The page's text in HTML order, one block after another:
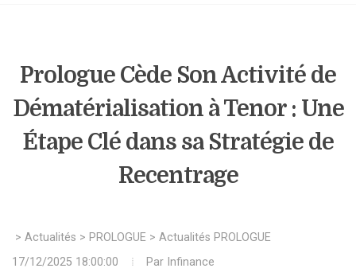
Prologue Cède Son Activité de
Dématérialisation à Tenor : Une
Étape Clé dans sa Stratégie de
Recentrage
> Actualités > PROLOGUE > Actualités PROLOGUE
17/12/2025 18:00:00
Par Infinance